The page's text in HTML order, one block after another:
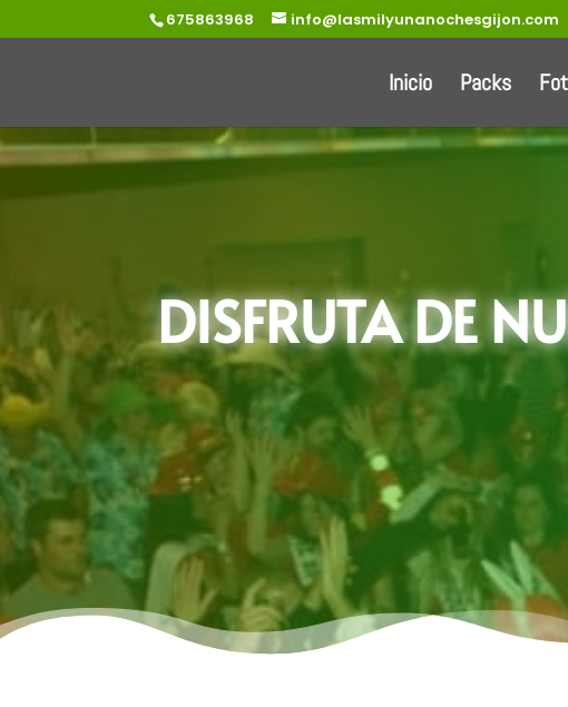
675863968 info@lasmilyunanochesgijon.com
Inicio Packs
DISFRUTA DE